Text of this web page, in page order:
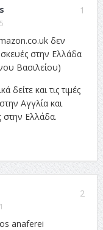
1
δεν
στην Ελλάδα
Βασιλείου)
δείτε και τις τιμές
Αγγλία και
στην Ελλάδα.
2
anaferei